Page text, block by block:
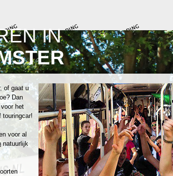
IN
of gaat u
Dan
het
touringcar!
voor al
natuurlijk